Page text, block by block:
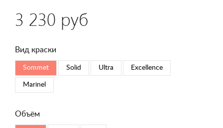
3 230 руб
Вид краски
Sommet Solid Ultra Excellence
Marinel
Объём